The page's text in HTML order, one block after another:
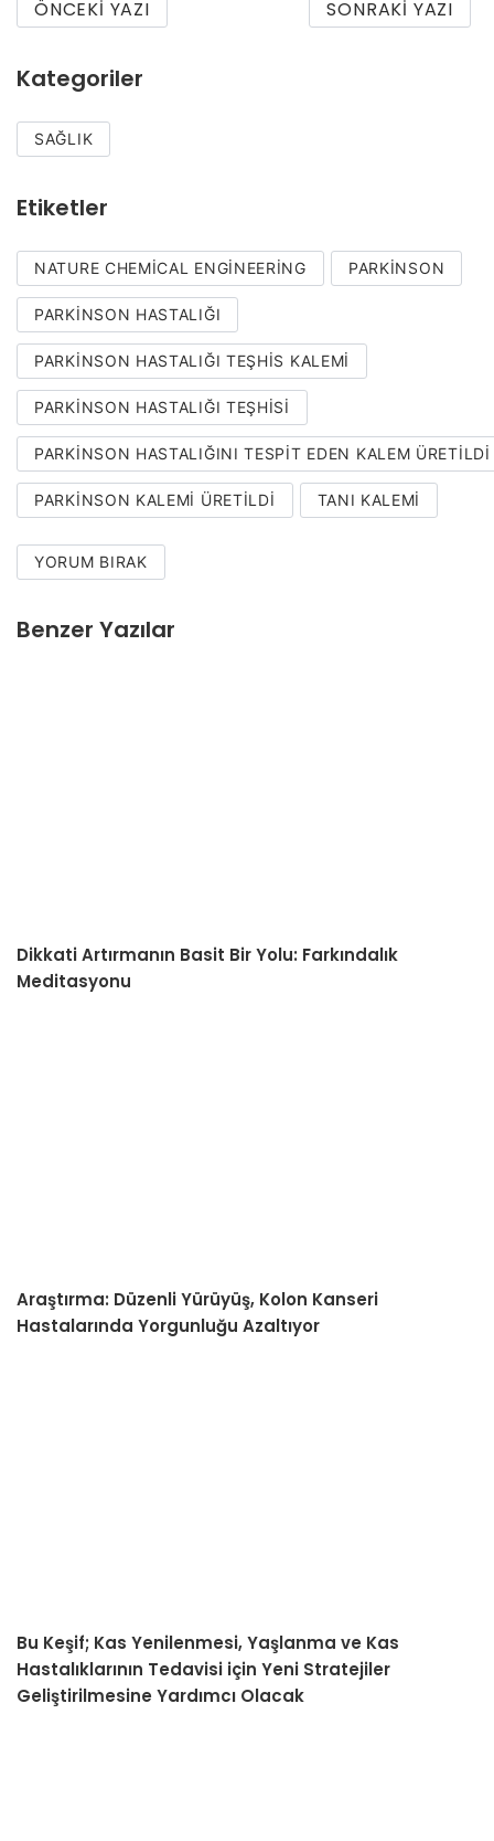
ÖNCEKI YAZI SONRAKI YAZI
Kategoriler
SAĞLIK
Etiketler
NATURE CHEMICAL ENGINEERING PARKINSON
PARKINSON HASTALIĞI
PARKINSON HASTALIĞI TEŞHIS KALEMI
PARKINSON HASTALIĞI TEŞHISI
PARKINSON HASTALIĞINI TESPIT EDEN KALEM ÜRETILDI
PARKINSON KALEMI ÜRETILDI TANI KALEMI
YORUM BIRAK
Benzer Yazılar
Dikkati Artırmanın Basit Bir Yolu: Farkındalık
Meditasyonu
Araştırma: Düzenli Yürüyüş, Kolon Kanseri
Hastalarında Yorgunluğu Azaltıyor
Bu Keşif; Kas Yenilenmesi, Yaşlanma ve Kas
Hastalıklarının Tedavisi için Yeni Stratejiler
Geliştirilmesine Yardımcı Olacak